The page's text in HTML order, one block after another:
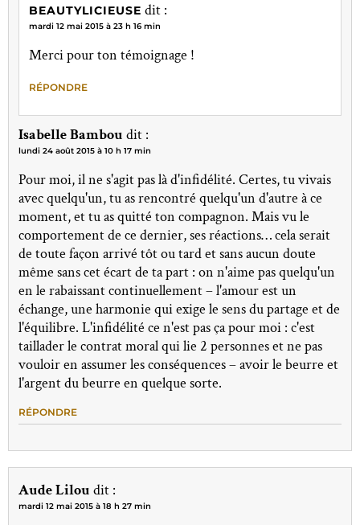
BEAUTYLICIEUSE dit :
mardi 12 mai 2015 à 23 h 16 min
Merci pour ton témoignage !
RÉPONDRE
Isabelle Bambou dit :
lundi 24 août 2015 à 10 h 17 min
Pour moi, il ne s'agit pas là d'infidélité. Certes, tu vivais
avec quelqu'un, tu as rencontré quelqu'un d'autre à ce
moment, et tu as quitté ton compagnon. Mais vu le
comportement de ce dernier, ses réactions… cela serait
de toute façon arrivé tôt ou tard et sans aucun doute
même sans cet écart de ta part : on n'aime pas quelqu'un
en le rabaissant continuellement – l'amour est un
échange, une harmonie qui exige le sens du partage et de
l'équilibre. L'infidélité ce n'est pas ça pour moi : c'est
taillader le contrat moral qui lie 2 personnes et ne pas
vouloir en assumer les conséquences – avoir le beurre et
l'argent du beurre en quelque sorte.
RÉPONDRE
Aude Lilou dit :
mardi 12 mai 2015 à 18 h 27 min